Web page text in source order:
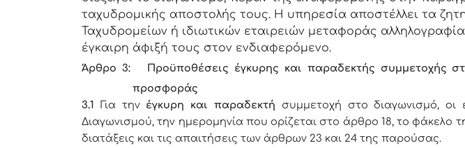
ταχυδρομικής αποστολής τους. Η υπηρεσία αποστέλλει τα
Ταχυδρομείων ή ιδιωτικών εταιρειών μεταφοράς
έγκαιρη άφιξή τους στον ενδιαφερόμενο.
Άρθρο 3: Προϋποθέσεις έγκυρης και παραδεκτής συμμετοχής
προσφοράς
3.1 Για την έγκυρη και παραδεκτή συμμετοχή στο διαγωνισμό, οι
Διαγωνισμού, την ημερομηνία που ορίζεται στο άρθρο 18, το φάκελο
διατάξεις και τις απαιτήσεις των άρθρων 23 και 24 της παρούσας.